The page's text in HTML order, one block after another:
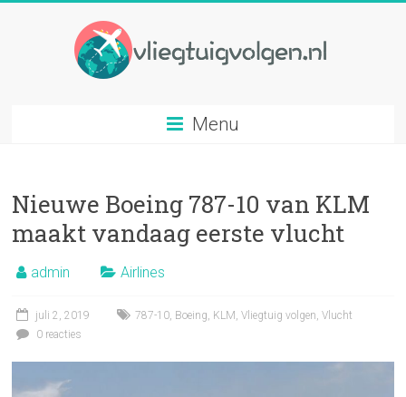
elk
gewenst
vliegtuig
op
basis
van
vluchtnummer
Menu
Nieuwe Boeing 787-10 van KLM
maakt vandaag eerste vlucht
admin Airlines
juli 2, 2019 787-10, Boeing, KLM ,Vliegtuig volgen,Vlucht
0 reacties